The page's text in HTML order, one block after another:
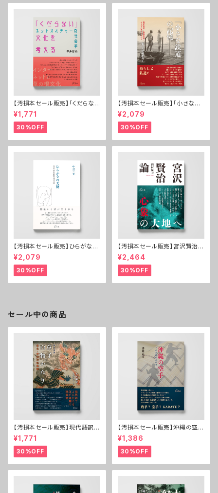
【汚損本セール販売】「くだらな
い」文化を考える
¥1,771
30%OFF
【汚損本セール販売】「小さな鉄
道」の記憶──軽便鉄道・森林
鉄道・ケーブルカーと人びと
¥2,079
30%OFF
【汚損本セール販売】ひらがなの
天使──谷川俊太郎の現代詩
¥2,079
30%OFF
【汚損本セール販売】宮沢賢治論
心象の大地へ
¥2,464
30%OFF
セール中の商品
【汚損本セール販売】現代語訳
童子百物かたり──東北・米沢
の怪異譚
¥1,771
30%OFF
【汚損本セール販売】沖縄の空手
──その基本形の時代
¥1,386
30%OFF